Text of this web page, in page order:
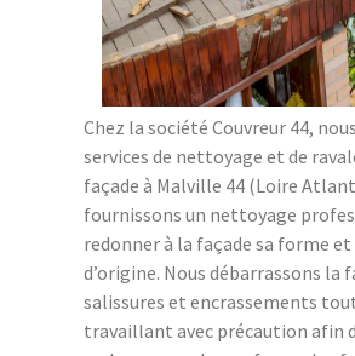
Chez la société Couvreur 44,
services de nettoyage et de
façade à Malville 44 (Loire
fournissons un nettoyage
redonner à la façade sa forme
d’origine. Nous débarrassons la
salissures et encrassements
travaillant avec précaution afin